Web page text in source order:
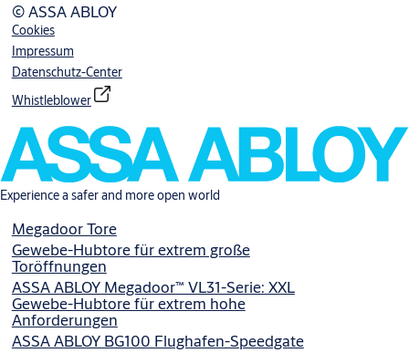
© ASSA ABLOY
Cookies
Impressum
Datenschutz-Center
Whistleblower
Experience a safer and more open world
Megadoor Tore
Gewebe-Hubtore für extrem große
Toröffnungen
ASSA ABLOY Megadoor™ VL31-Serie: XXL
Gewebe-Hubtore für extrem hohe
Anforderungen
ASSA ABLOY BG100 Flughafen-Speedgate